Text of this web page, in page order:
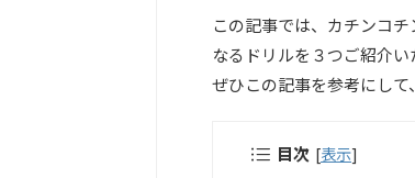
この記事では、カチンコ
なるドリルを３つご紹介い
ぜひこの記事を参考にし
目次 [表示]